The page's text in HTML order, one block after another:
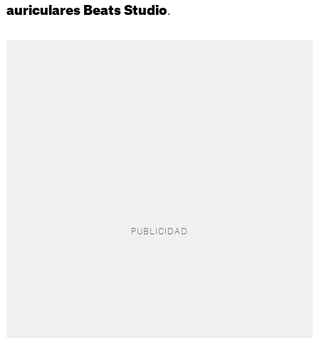
auriculares Beats Studio.